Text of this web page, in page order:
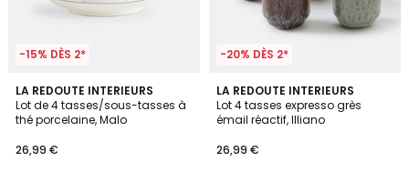
-15% DÈS 2*
LA REDOUTE INTERIEURS
Lot de 4 tasses/sous-tasses à
thé porcelaine, Malo
26,99 €
4,7
/ 5
2
Couleurs
-20% DÈS 2*
LA REDOUTE INTERIEURS
Lot 4 tasses expresso grès
émail réactif, Illiano
26,99 €
5
/
5